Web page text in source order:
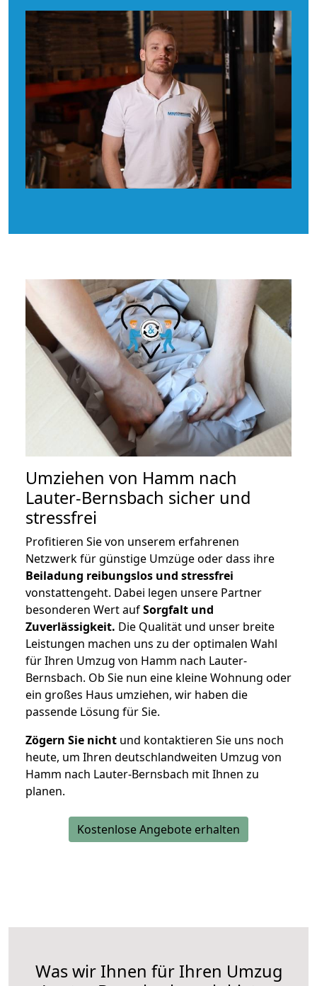
Umziehen von Hamm nach
Lauter-Bernsbach sicher und
stressfrei
Profitieren Sie von unserem erfahrenen
Netzwerk für günstige Umzüge oder dass ihre
Beiladung reibungslos und stressfrei
vonstattengeht. Dabei legen unsere Partner
besonderen Wert aufSorgfalt und
Zuverlässigkeit. Die Qualität und unser breite
Leistungen machen uns zu der optimalen Wahl
für Ihren Umzug von Hamm nach Lauter-
Bernsbach. Ob Sie nun eine kleine Wohnung oder
ein großes Haus umziehen, wir haben die
passende Lösung für Sie.
Zögern Sie nicht und kontaktieren Sie uns noch
heute, um Ihren deutschlandweiten Umzug von
Hamm nach Lauter-Bernsbach mit Ihnen zu
planen.
Kostenlose Angebote erhalten
Was wir Ihnen für Ihren Umzug